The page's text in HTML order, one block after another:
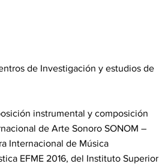
de Investigación y estudios de
instrumental y composición
de Arte Sonoro SONOM –
Internacional de Música
EFME 2016, del Instituto Superior